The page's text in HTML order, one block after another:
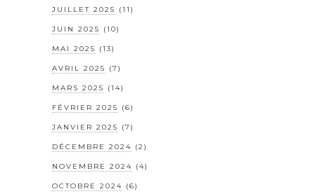
JUILLET 2025 (11)
JUIN 2025 (10)
MAI 2025 (13)
AVRIL 2025 (7)
MARS 2025 (14)
FÉVRIER 2025 (6)
JANVIER 2025 (7)
DÉCEMBRE 2024 (2)
NOVEMBRE 2024 (4)
OCTOBRE 2024 (6)